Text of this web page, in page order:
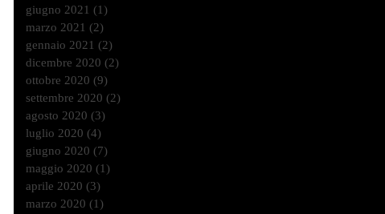
giugno 2021 (1)
marzo 2021 (2)
gennaio 2021 (2)
dicembre 2020 (2)
ottobre 2020 (9)
settembre 2020 (2)
agosto 2020 (3)
luglio 2020 (4)
giugno 2020 (7)
maggio 2020 (1)
aprile 2020 (3)
marzo 2020 (1)